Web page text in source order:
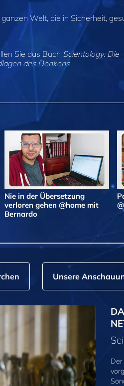
Welt, die in Sicherheit,
Sie das Buch Scientology: Die
des Denkens
Nie in der Übersetzung
verloren gehen @home mit
Bernardo
Unsere